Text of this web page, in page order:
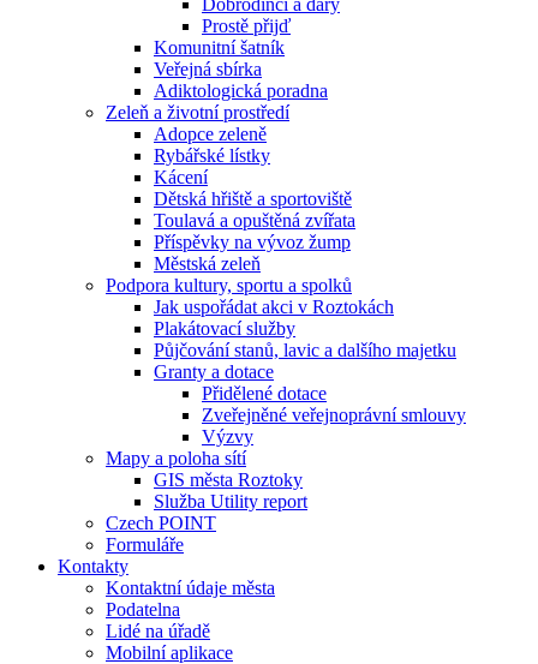
Dobrodinci a dary
Prostě přijď
Komunitní šatník
Veřejná sbírka
Adiktologická poradna
Zeleň a životní prostředí
Adopce zeleně
Rybářské lístky
Kácení
Dětská hřiště a sportoviště
Toulavá a opuštěná zvířata
Příspěvky na vývoz žump
Městská zeleň
Podpora kultury, sportu a spolků
Jak uspořádat akci v Roztokách
Plakátovací služby
Půjčování stanů, lavic a dalšího majetku
Granty a dotace
Přidělené dotace
Zveřejněné veřejnoprávní smlouvy
Výzvy
Mapy a poloha sítí
GIS města Roztoky
Služba Utility report
Czech POINT
Formuláře
Kontakty
Kontaktní údaje města
Podatelna
Lidé na úřadě
Mobilní aplikace